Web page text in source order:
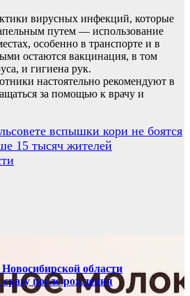
вирусных инфекций, которые
путем — использование
особенно в транспорте и в
остаются вакцинация, в том
и гигиена рук.
настоятельно рекомендуют в
за помощью к врачу и
вспышки кори не боятся
15 тысяч жителей
области
после рождения